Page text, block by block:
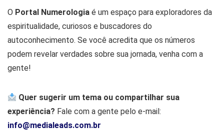
O Portal Numerologia é um espaço para exploradores da
espiritualidade, curiosos e buscadores do
autoconhecimento. Se você acredita que os números
podem revelar verdades sobre sua jornada, venha com a
gente!
Quer sugerir um tema ou compartilhar sua
experiência? Fale com a gente pelo e-mail:
info@medialeads.com.br